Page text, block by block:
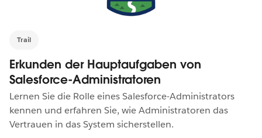
Trail
Erkunden der Hauptaufgaben von
Salesforce-Administratoren
Lernen Sie die Rolle eines Salesforce-Administrators
kennen und erfahren Sie, wie Administratoren das
Vertrauen in das System sicherstellen.